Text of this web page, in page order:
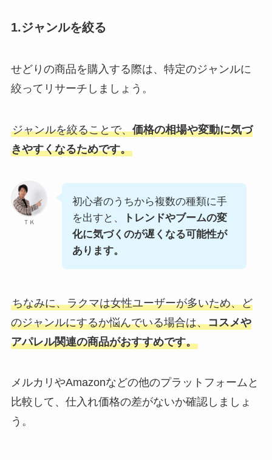
1.ジャンルを絞る
せどりの商品を購入する際は、特定のジャンルに
絞ってリサーチしましょう。
ジャンルを絞ることで、価格の相場や変動に気づ
きやすくなるためです。
ＴＫ
初心者のうちから複数の種類に手
を出すと、
トレンドやブームの変
化に気づくのが遅くなる可能性が
あります。
ちなみに、ラクマは女性ユーザーが多いため、ど
のジャンルにするか悩んでいる場合は、コスメや
アパレル関連の商品がおすすめです。
メルカリやAmazonなどの他のプラットフォームと
比較して、仕入れ価格の差がないか確認しましょ
う。